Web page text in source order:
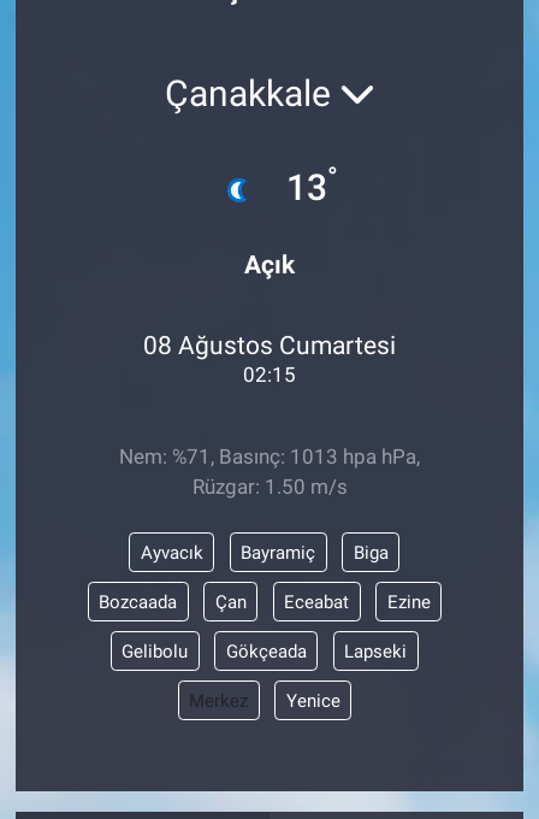
Çanakkale
13°
Açık
08 Ağustos Cumartesi
02:15
Nem: %71, Basınç: 1013 hpa hPa,
Rüzgar: 1.50 m/s
Ayvacık Bayramiç Biga
Bozcaada Çan Eceabat Ezine
Gelibolu Gökçeada Lapseki
Merkez Yenice
Bilim ve Teknoloji